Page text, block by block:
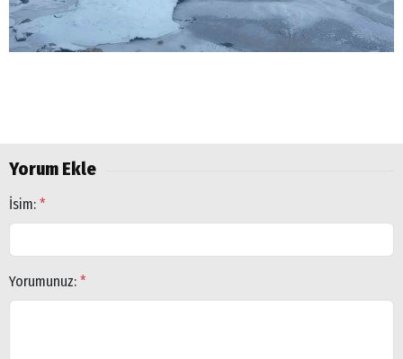
Yorum Ekle
İsim: *
Yorumunuz: *